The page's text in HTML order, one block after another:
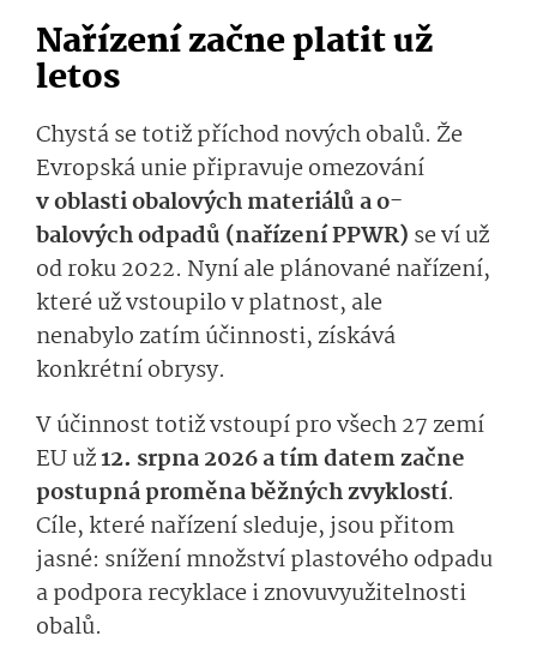
Nařízenízačne platit už
letos
Chystá se totiž příchod nových obalů. Že
Evropskáuniepři­pravuje omezování
v oblasti obalových materiálůao­
balovýchodpa­dů (nařízení PPWR) sevíuž
od roku 2022. Nyní aleplánované nařízení,
které už vstoupilo v platnost, ale
nenabylo zatímú­činnosti, zís­kává
konkrétní obrysy.
V účinnost totižvstoupípro všech 27 zemí
EUuž12. srpna2026a tím datem začne
postupná proměna běžných zvyklostí.
Cíle, které nařízení sleduje, jsou přitom
jasné: snížení množství plastového odpadu
apodpora recyklace i znovuvyužitel­nosti
obalů.